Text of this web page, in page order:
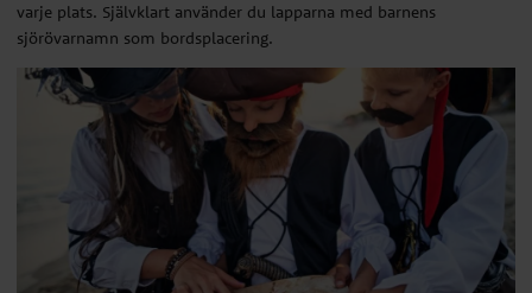
varje plats. Självklart använder du lapparna med barnens
sjörövarnamn som bordsplacering.